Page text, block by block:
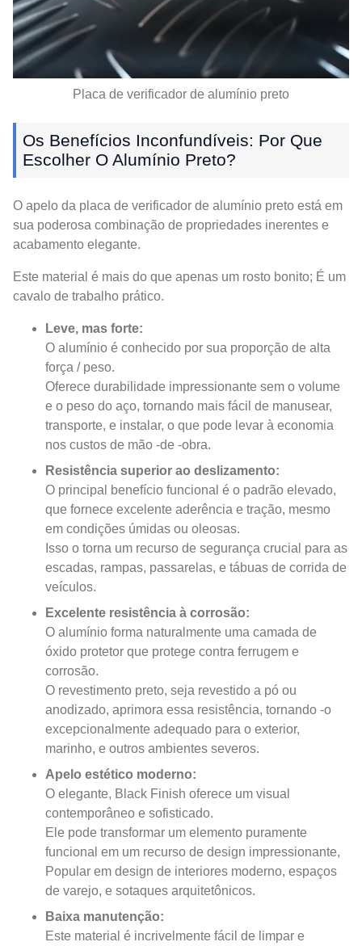
Placa de verificador de alumínio preto
Os Benefícios Inconfundíveis: Por Que
Escolher O Alumínio Preto?
O apelo da placa de verificador de alumínio preto está em
sua poderosa combinação de propriedades inerentes e
acabamento elegante.
Este material é mais do que apenas um rosto bonito; É um
cavalo de trabalho prático.
Leve, mas forte:
O alumínio é conhecido por sua proporção de alta
força / peso.
Oferece durabilidade impressionante sem o volume
e o peso do aço, tornando mais fácil de manusear,
transporte, e instalar, o que pode levar à economia
nos custos de mão -de -obra.
Resistência superior ao deslizamento:
O principal benefício funcional é o padrão elevado,
que fornece excelente aderência e tração, mesmo
em condições úmidas ou oleosas.
Isso o torna um recurso de segurança crucial para as
escadas, rampas, passarelas, e tábuas de corrida de
veículos.
Excelente resistência à corrosão:
O alumínio forma naturalmente uma camada de
óxido protetor que protege contra ferrugem e
corrosão.
O revestimento preto, seja revestido a pó ou
anodizado, aprimora essa resistência, tornando -o
excepcionalmente adequado para o exterior,
marinho, e outros ambientes severos.
Apelo estético moderno:
O elegante, Black Finish oferece um visual
contemporâneo e sofisticado.
Ele pode transformar um elemento puramente
funcional em um recurso de design impressionante,
Popular em design de interiores moderno, espaços
de varejo, e sotaques arquitetônicos.
Baixa manutenção:
Este material é incrivelmente fácil de limpar e